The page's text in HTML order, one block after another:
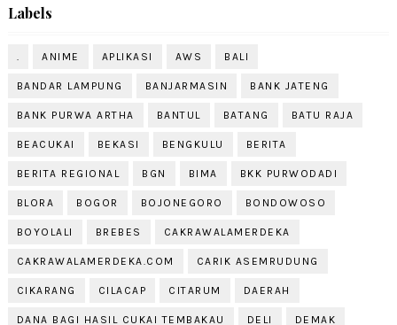
Labels
. ANIME APLIKASI AWS BALI
BANDAR LAMPUNG BANJARMASIN BANK JATENG
BANK PURWA ARTHA BANTUL BATANG BATU RAJA
BEACUKAI BEKASI BENGKULU BERITA
BERITA REGIONAL BGN BIMA BKK PURWODADI
BLORA BOGOR BOJONEGORO BONDOWOSO
BOYOLALI BREBES CAKRAWALAMERDEKA
CAKRAWALAMERDEKA.COM CARIK ASEMRUDUNG
CIKARANG CILACAP CITARUM DAERAH
DANA BAGI HASIL CUKAI TEMBAKAU DELI DEMAK